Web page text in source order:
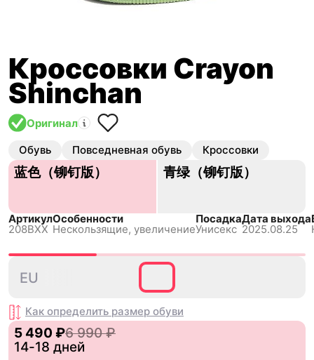
Кроссовки Crayon
Shinchan
Оригинал
Обувь Повседневная обувь Кроссовки
蓝色（铆钉版） 青绿（铆钉版）
Артикул
208BXX
Особенности
Нескользящиe, увеличение
Посадка
Унисекс
Дата выхода
2025.08.25
EU
Как определить размер обуви
5 490 ₽6 990 ₽
14-18 дней